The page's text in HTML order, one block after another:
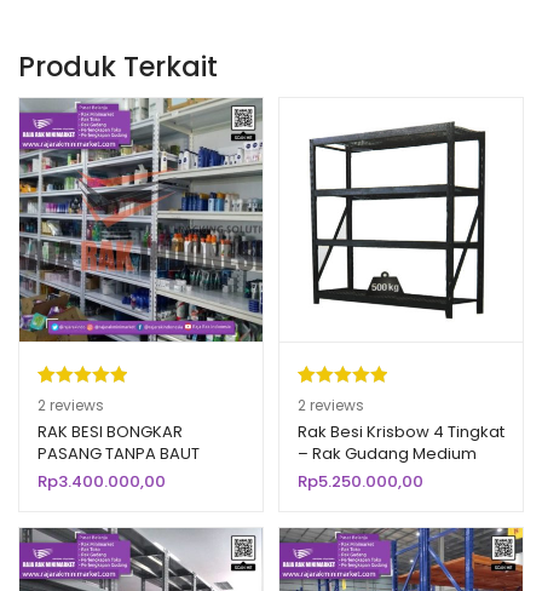
Produk Terkait
Peringkat
5.00 dari 5
berdasarka
n
2
penilaian
2 reviews
RAK BESI BONGKAR
PASANG TANPA BAUT
(BOLTLESS) TIPE RR-20BM
Rp3.400.000,00
Peringkat
5.00 dari 5
berdasarka
n
2
penilaian
2 reviews
Rak Besi Krisbow 4 Tingkat
– Rak Gudang Medium
Duty Hitam
Rp5.250.000,00